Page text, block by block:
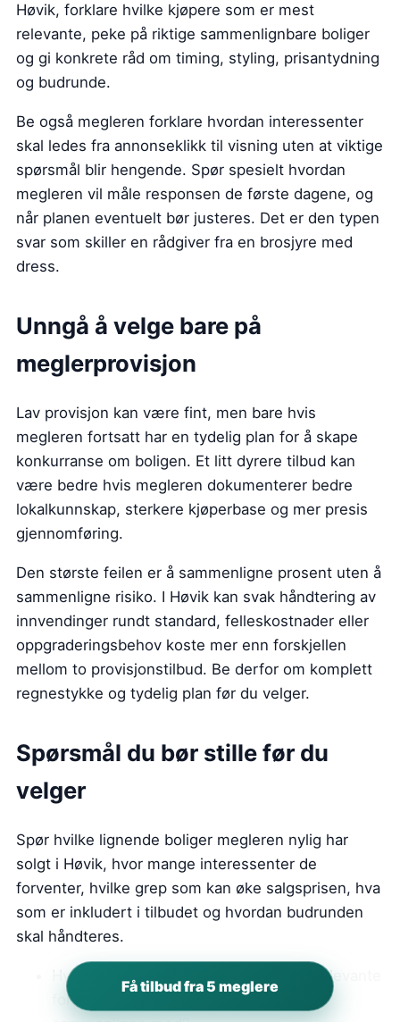
Høvik, forklare hvilke kjøpere som er mest
relevante, peke på riktige sammenlignbare boliger
og gi konkrete råd om timing, styling, prisantydning
og budrunde.
Be også megleren forklare hvordan interessenter
skal ledes fra annonseklikk til visning uten at viktige
spørsmål blir hengende. Spør spesielt hvordan
megleren vil måle responsen de første dagene, og
når planen eventuelt bør justeres. Det er den typen
svar som skiller en rådgiver fra en brosjyre med
dress.
Unngå å velge bare på
meglerprovisjon
Lav provisjon kan være fint, men bare hvis
megleren fortsatt har en tydelig plan for å skape
konkurranse om boligen. Et litt dyrere tilbud kan
være bedre hvis megleren dokumenterer bedre
lokalkunnskap, sterkere kjøperbase og mer presis
gjennomføring.
Den største feilen er å sammenligne prosent uten å
sammenligne risiko. I Høvik kan svak håndtering av
innvendinger rundt standard, felleskostnader eller
oppgraderingsbehov koste mer enn forskjellen
mellom to provisjonstilbud. Be derfor om komplett
regnestykke og tydelig plan før du velger.
Spørsmål du bør stille før du
velger
Spør hvilke lignende boliger megleren nylig har
solgt i Høvik, hvor mange interessenter de
forventer, hvilke grep som kan øke salgsprisen, hva
som er inkludert i tilbudet og hvordan budrunden
skal håndteres.
Hvilke salg i Høvik mener du er mest relevante
for min bolig, og hvilke bør vi ikke
Få tilbud fra 5 meglere